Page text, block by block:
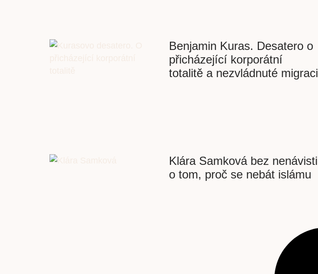
Benjamin Kuras. Desatero o
přicházející korporátní
totalitě a nezvládnuté migraci
Klára Samková bez nenávisti
o tom, proč se nebát islámu